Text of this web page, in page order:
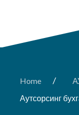
Home /
Аутсорсинг